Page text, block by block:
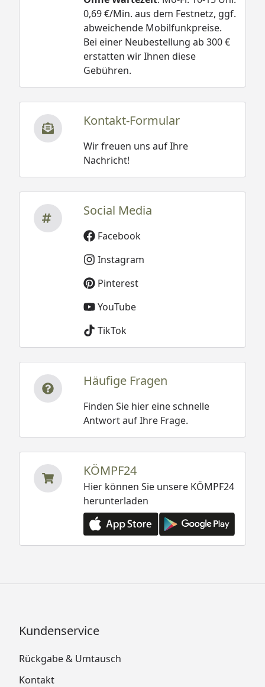
0,69 €/Min. aus dem Festnetz, ggf.
abweichende Mobilfunkpreise.
Bei einer Neubestellung ab 300 €
erstatten wir Ihnen diese
Gebühren.
Kontakt-Formular
Wir freuen uns auf Ihre
Nachricht!
Social Media
Facebook
Instagram
Pinterest
YouTube
TikTok
Häufige Fragen
Finden Sie hier eine schnelle
Antwort auf Ihre Frage.
KÖMPF24
Hier können Sie unsere KÖMPF24
herunterladen
Kundenservice
Rückgabe & Umtausch
Kontakt